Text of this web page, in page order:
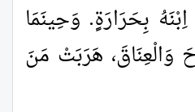
بِحَرَارَةٍ. وَحِينَمَا
وَالْعِنَاقَ، هَرَبَتْ مَنَ